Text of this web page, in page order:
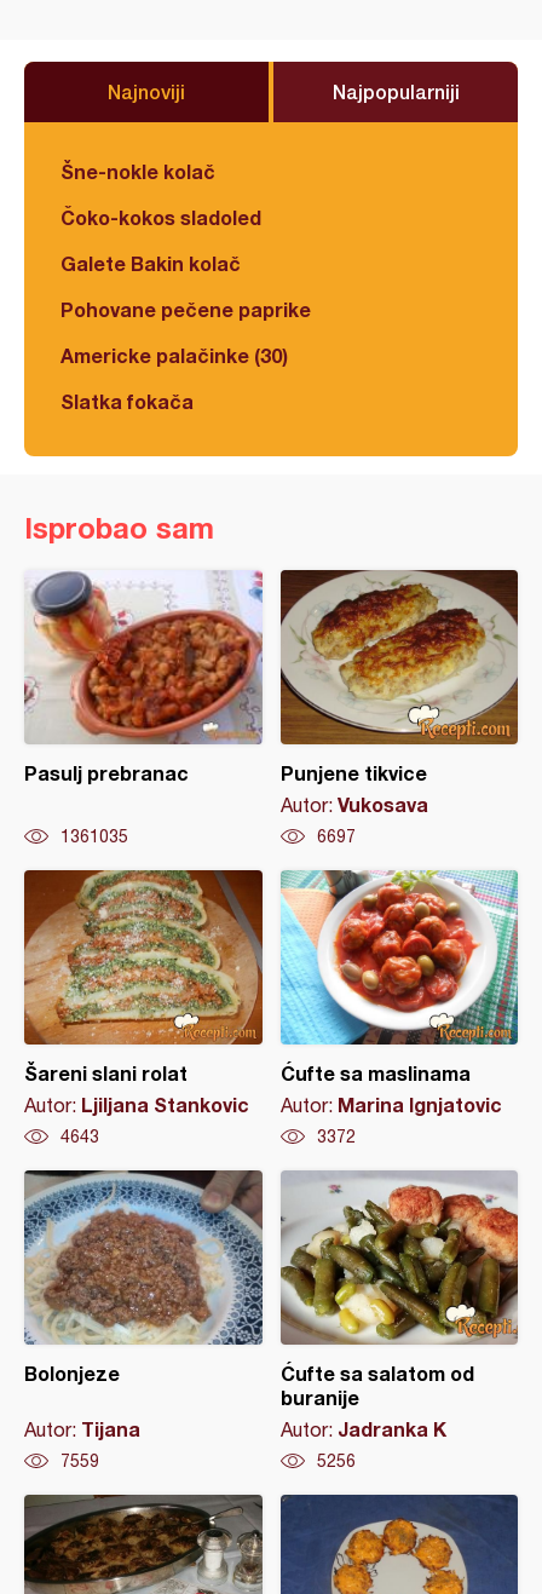
Najnoviji Najpopularniji
Šne-nokle kolač
Čoko-kokos sladoled
Galete Bakin kolač
Pohovane pečene paprike
Americke palačinke (30)
Slatka fokača
Isprobao sam
Pasulj prebranac
1361035
Punjene tikvice
Autor: Vukosava
6697
Šareni slani rolat
Autor: Ljiljana Stankovic
4643
Ćufte sa maslinama
Autor: Marina Ignjatovic
3372
Bolonjeze
Autor: Tijana
7559
Ćufte sa salatom od
buranije
Autor: Jadranka K
5256